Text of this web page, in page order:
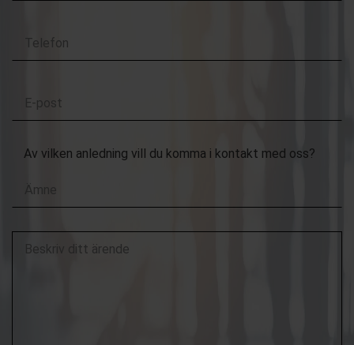
post
Av vilken anledning vill du komma i kontakt med oss?
ditt